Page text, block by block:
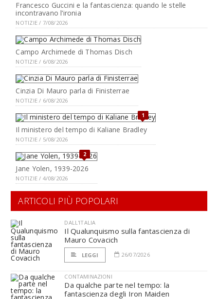
Francesco Guccini e la fantascienza: quando le stelle
incontravano l’ironia
NOTIZIE / 7/08/2026
Campo Archimede di Thomas Disch
NOTIZIE / 6/08/2026
Cinzia Di Mauro parla di Finisterrae
NOTIZIE / 6/08/2026
1
Il ministero del tempo di Kaliane Bradley
NOTIZIE / 5/08/2026
2
Jane Yolen, 1939-2026
NOTIZIE / 4/08/2026
ARTICOLI PIÙ POPOLARI
DALL'ITALIA
Il Qualunquismo sulla fantascienza di
Mauro Covacich
LEGGI 26/07/2026
CONTAMINAZIONI
Da qualche parte nel tempo: la
fantascienza degli Iron Maiden